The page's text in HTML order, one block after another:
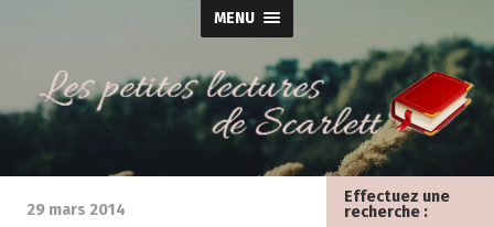
MENU
Effectuez une
recherche :
29 mars 2014